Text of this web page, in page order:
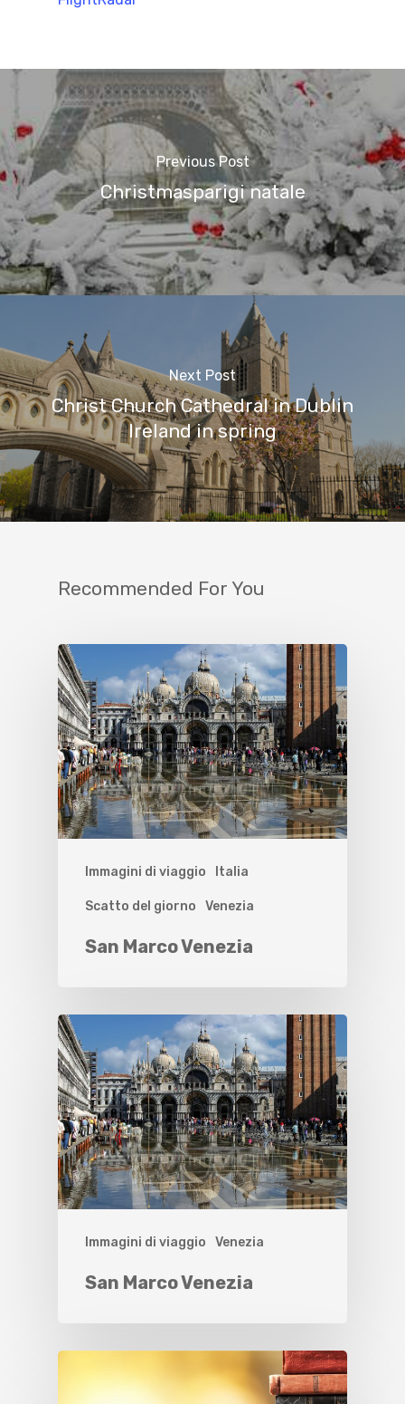
Previous Post
Christmasparigi natale
Next Post
Christ Church Cathedral in Dublin
Ireland in spring
Recommended For You
Immagini di viaggio Italia
Scatto del giorno Venezia
San Marco Venezia
Immagini di viaggio Venezia
San Marco Venezia